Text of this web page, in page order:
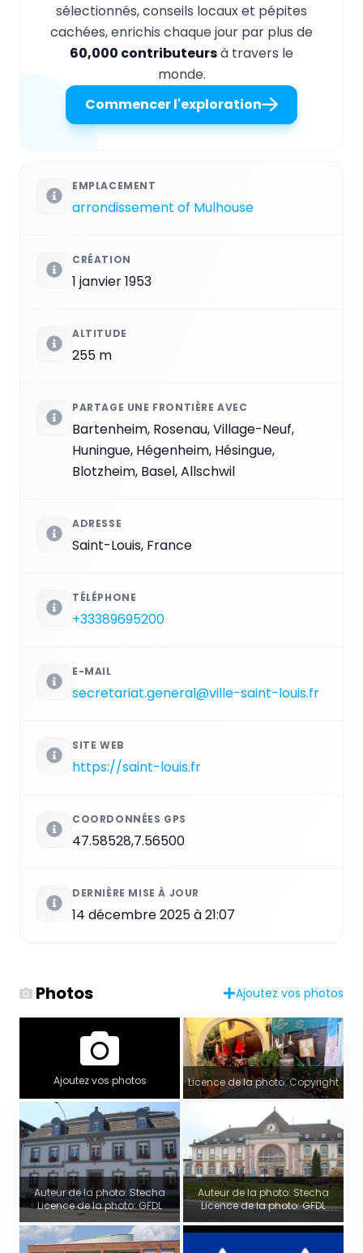
sélectionnés, conseils locaux et pépites
cachées, enrichis chaque jour par plus de
60,000 contributeursà travers le
monde.
Commencer l'exploration
EMPLACEMENT
arrondissement of Mulhouse
CRÉATION
1 janvier 1953
ALTITUDE
255 m
PARTAGE UNE FRONTIÈRE AVEC
Bartenheim, Rosenau, Village-Neuf,
Huningue, Hégenheim, Hésingue,
Blotzheim, Basel, Allschwil
ADRESSE
Saint-Louis, France
TÉLÉPHONE
+33389695200
E-MAIL
secretariat.general@ville-saint-louis.fr
SITE WEB
https://saint-louis.fr
COORDONNÉES GPS
47.58528,7.56500
DERNIÈRE MISE À JOUR
14 décembre 2025 à 21:07
Photos Ajoutez vos photos
Ajoutez vos photos Licence de la photo: Copyright
Auteur de la photo: Stecha
Licence de la photo: GFDL
Auteur de la photo: Stecha
Licence de la photo: GFDL